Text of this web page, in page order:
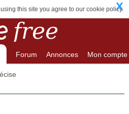
this site you agree to our cookie policy.
X
Forum Annonces Mon compte